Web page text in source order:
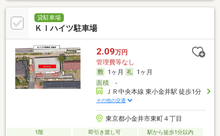
貸駐車場
ＫＩハイツ駐車場
2.09万円
管理費等なし
1ヶ月
1ヶ月
面積-
ＪＲ中央本線 東小金井駅 徒歩1分
その他の交通
東京都小金井市東町４丁目
1階 即引き渡し可 駅から徒歩1分以内